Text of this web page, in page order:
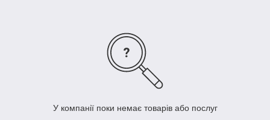
У компанії поки немає товарів або послуг